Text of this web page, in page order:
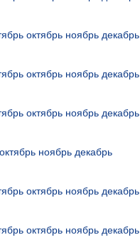
октябрь ноябрь декабрь
октябрь ноябрь декабрь
октябрь ноябрь декабрь
октябрь ноябрь декабрь
октябрь ноябрь декабрь
октябрь ноябрь декабрь